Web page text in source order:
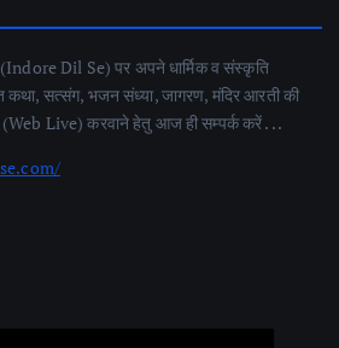
Dil Se) पर अपने धार्मिक व संस्कृति
कथा, सत्संग, भजन संध्या, जागरण, मंदिर आरती की
(Web Live) करवाने हेतु आज ही सम्पर्क करें . . .